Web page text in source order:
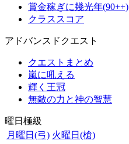
賞金稼ぎに幾光年(90++)
クラススコア
アドバンスドクエスト
クエストまとめ
嵐に吼える
輝く王冠
無敵の力と神の智慧
曜日極級
月曜日(弓) 火曜日(槍)